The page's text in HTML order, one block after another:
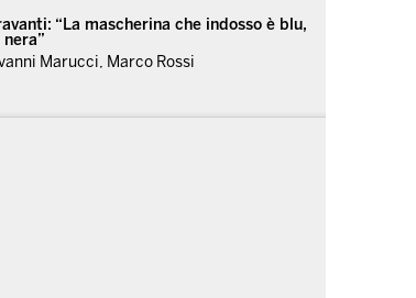
“La mascherina che indosso è blu,
nera”
Marucci, Marco Rossi